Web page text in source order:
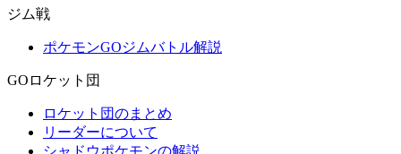
ジム戦
ポケモンGOジムバトル解説
GOロケット団
ロケット団のまとめ
リーダーについて
シャドウポケモンの解説